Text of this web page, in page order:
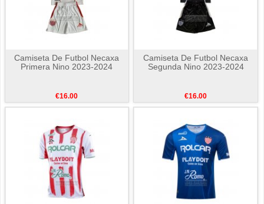
Camiseta De Futbol Necaxa
Primera Nino 2023-2024
€16.00
Camiseta De Futbol Necaxa
Segunda Nino 2023-2024
€16.00